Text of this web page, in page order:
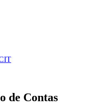
de Contas